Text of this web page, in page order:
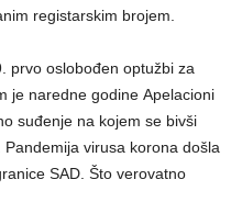
registarskim brojem.
prvo oslobođen optužbi za
je naredne godine Apelacioni
suđenje na kojem se bivši
Pandemija virusa korona došla
SAD. Što verovatno